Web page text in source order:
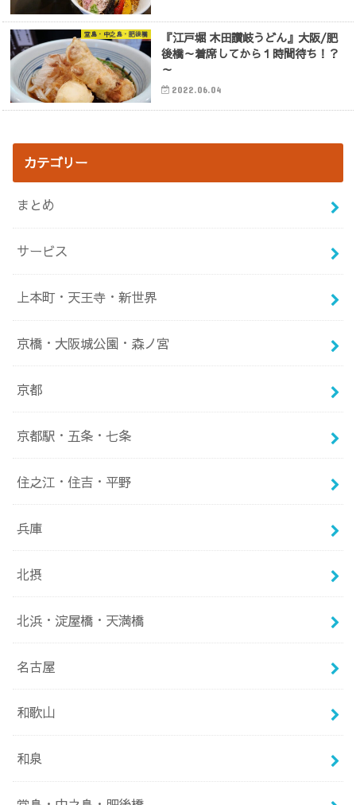
堂島・中之島・肥後橋
『江戸堀 木田讃岐うどん』大阪/肥
後橋～着席してから１時間待ち！？
～
2022.06.04
カテゴリー
まとめ
サービス
上本町・天王寺・新世界
京橋・大阪城公園・森ノ宮
京都
京都駅・五条・七条
住之江・住吉・平野
兵庫
北摂
北浜・淀屋橋・天満橋
名古屋
和歌山
和泉